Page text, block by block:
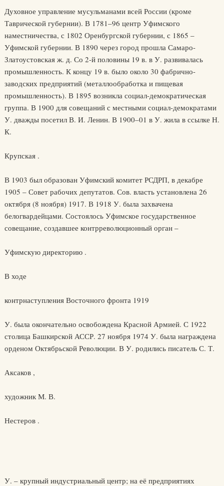
Духовное управление мусульманами всей России (кроме
Таврической губернии). В 1781–96 центр Уфимского
наместничества, с 1802 Оренбургской губернии, с 1865 –
Уфимской губернии. В 1890 через город прошла Самаро-
Златоустовская ж. д. Со 2-й половины 19 в. в У. развивалась
промышленность. К концу 19 в. было около 30 фабрично-
заводских предприятий (металлообработка и пищевая
промышленность). В 1895 возникла социал-демократическая
группа. В 1900 для совещаний с местными социал-демократами
У. дважды посетил В. И. Ленин. В 1900–01 в У. жила в ссылке Н.
К.
Крупская .
В 1903 был образован Уфимский комитет РСДРП, в декабре
1905 – Совет рабочих депутатов. Сов. власть установлена 26
октября (8 ноября) 1917. В 1918 У. была захвачена
белогвардейцами. Состоялось Уфимское государственное
совещание, создавшее контрреволюционный орган –
Уфимскую директорию .
В ходе
контрнаступления Восточного фронта 1919
У. была окончательно освобождена Красной Армией. С 1922
столица Башкирской АССР. 27 ноября 1974 У. была награждена
орденом Октябрьской Революции. В У. родились писатель С. Т.
Аксаков ,
художник М. В.
Нестеров .
У. – крупный индустриальный центр; на её предприятиях